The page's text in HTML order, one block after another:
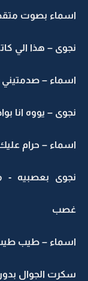
اسماء بصوت
نجوى – هذا الي
اسماء – صدمتيني
نجوى – يووه انا
اسماء – حرام
نجوى بعصبيه -
غصب
اسماء – طيب طيب
سكرت الجوال